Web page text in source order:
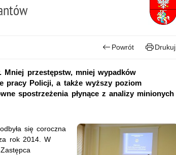
Powrót Drukuj
przestępstw, mniej wypadków
pracy Policji, a także wyższy poziom
spostrzeżenia płynące z analizy minionych
się coroczna
rok 2014. W